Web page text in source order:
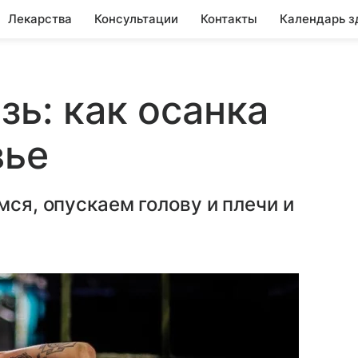
Лекарства Консультации Контакты Календарь
как осанка
опускаем голову и плечи и